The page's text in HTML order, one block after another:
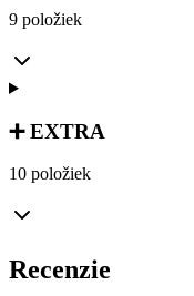
9 položiek
➕ EXTRA
10 položiek
Recenzie